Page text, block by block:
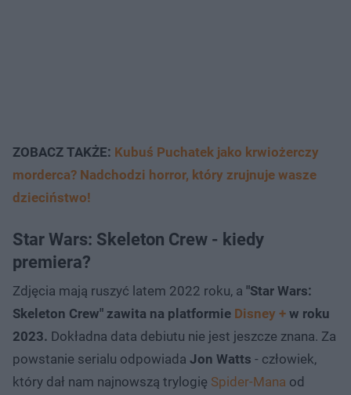
ZOBACZ TAKŻE: Kubuś Puchatek jako krwiożerczy
morderca? Nadchodzi horror, który zrujnuje wasze
dzieciństwo!
Star Wars: Skeleton Crew - kiedy
premiera?
Zdjęcia mają ruszyć latem 2022 roku, a "Star Wars:
Skeleton Crew" zawita na platformie Disney + w roku
2023. Dokładna data debiutu nie jest jeszcze znana. Za
powstanie serialu odpowiada Jon Watts - człowiek,
który dał nam najnowszą trylogię Spider-Mana od